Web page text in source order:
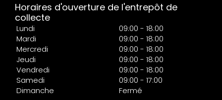
Horaires d'ouverture de l'entrepôt de
collecte
Lundi
09:00 - 18:00
Mardi
09:00 - 18:00
Mercredi
09:00 - 18:00
Jeudi
09:00 - 18:00
Vendredi
09:00 - 18:00
Samedi
09:00 - 17:00
Dimanche
Fermé